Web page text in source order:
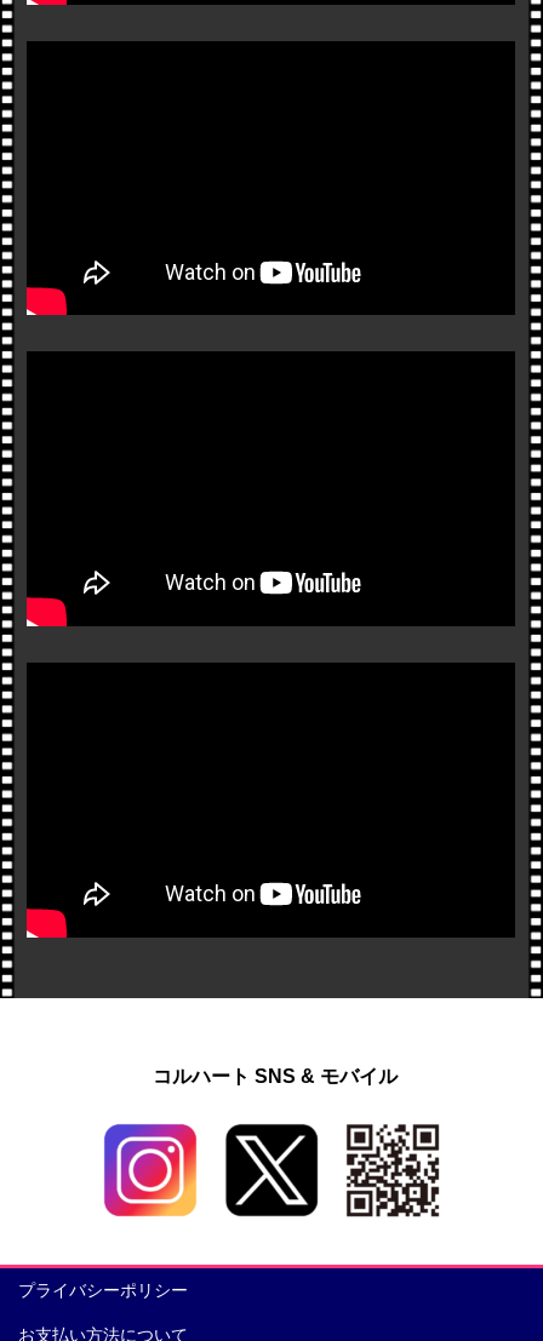
コルハート SNS & モバイル
プライバシーポリシー
お支払い方法について